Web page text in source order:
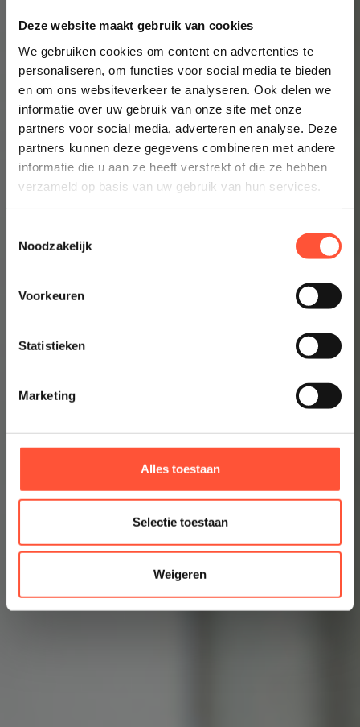
Deze website maakt gebruik van cookies
We gebruiken cookies om content en advertenties te
personaliseren, om functies voor social media te bieden
en om ons websiteverkeer te analyseren. Ook delen we
informatie over uw gebruik van onze site met onze
partners voor social media, adverteren en analyse. Deze
partners kunnen deze gegevens combineren met andere
informatie die u aan ze heeft verstrekt of die ze hebben
verzameld op basis van uw gebruik van hun services.
Noodzakelijk
Voorkeuren
Statistieken
Marketing
Alles toestaan
Selectie toestaan
Weigeren
Altijd een schilder bij jou in de buurt
Prijsindicatie starten
👉 Inzicht in enkele minuten